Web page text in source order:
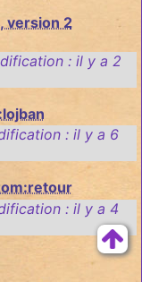
version 2
: il y a 2
: il y a 6
: il y a 4